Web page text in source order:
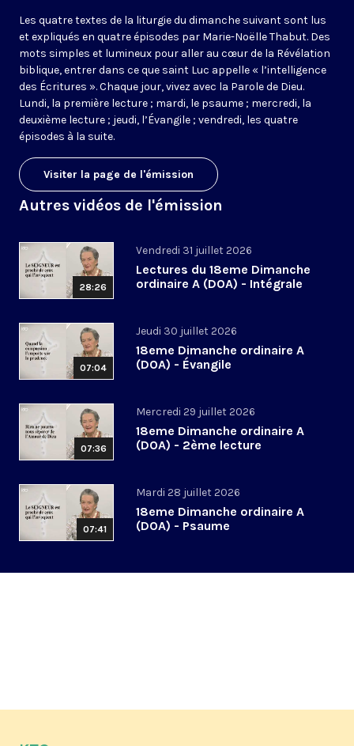
Les quatre textes de la liturgie du dimanche suivant sont lus
et expliqués en quatre épisodes par Marie-Noëlle Thabut. Des
mots simples et lumineux pour aller au cœur de la Révélation
biblique, entrer dans ce que saint Luc appelle « l’intelligence
des Écritures ». Chaque jour, vivez avec la Parole de Dieu.
Lundi, la première lecture ; mardi, le psaume ; mercredi, la
deuxième lecture ; jeudi, l’Évangile ; vendredi, les quatre
épisodes à la suite.
Visiter la page de l'émission
Autres vidéos de l'émission
28:26
Vendredi 31 juillet 2026
Lectures du 18eme Dimanche
ordinaire A (DOA) - Intégrale
07:04
Jeudi 30 juillet 2026
18eme Dimanche ordinaire A
(DOA) - Évangile
07:36
Mercredi 29 juillet 2026
18eme Dimanche ordinaire A
(DOA) - 2ème lecture
07:41
Mardi 28 juillet 2026
18eme Dimanche ordinaire A
(DOA) - Psaume